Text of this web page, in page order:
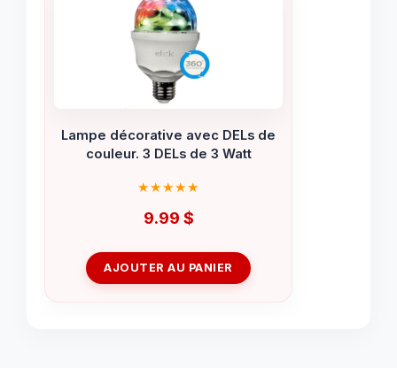
Lampe décorative avec DELs de
couleur. 3 DELs de 3 Watt
9.99 $
AJOUTER AU PANIER